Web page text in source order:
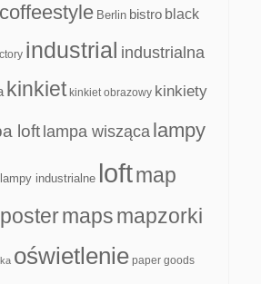
Berlin bistro black
industrial industrialna
kinkiet kinkiet obrazowy kinkiety
loft lampa wisząca lampy
lampy industrialne loftmap
mapsmapzorki
oświetlenie paper goods